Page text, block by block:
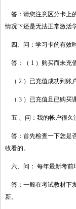
答：请您注意区分卡上
情况下还是无法正常激活
四、问：学习卡的有效
答：（ 1 ）购买而未充
（ 2 ）已充值成功到账
（ 3 ）已充值且已购买
五 、问：我的帐户很久
答：首先检查一下您是
收看的。
六、问： 每年最新考前
答：一般在考试教材下
新。